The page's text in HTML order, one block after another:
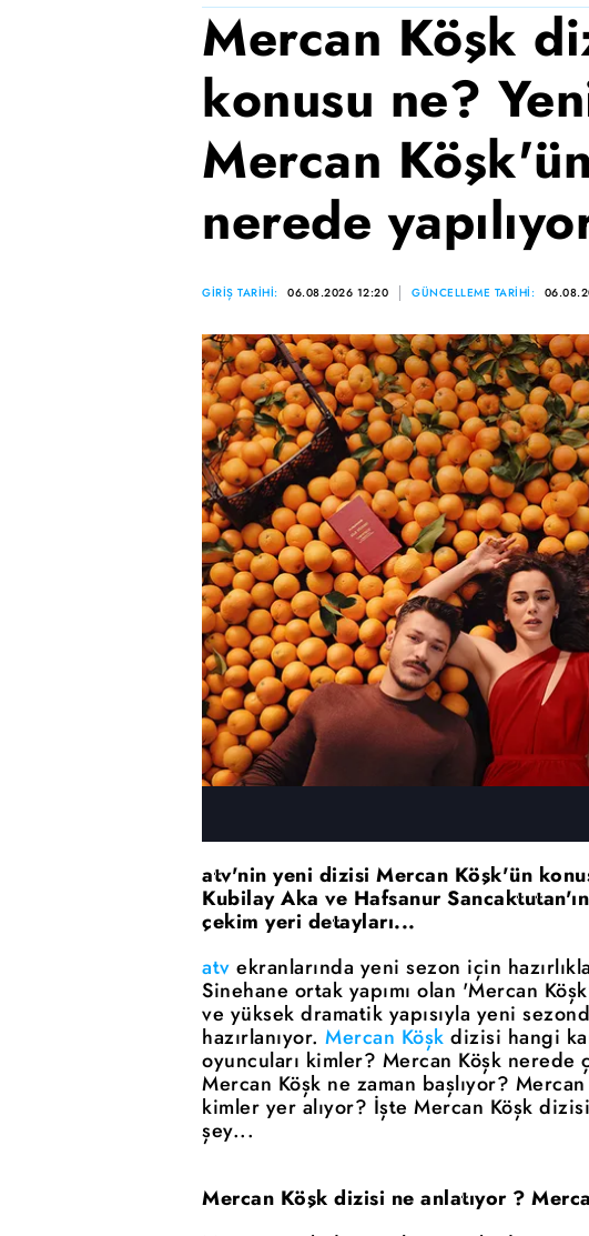
Mercan Köşk
konusu ne?
Mercan
nerede
GİRİŞ TARİHİ: 06.08.2026 12:20 GÜNCELLEME TARİHİ:
atv'nin yeni dizisi Mercan Köşk'ün
Kubilay Aka ve Hafsanur
çekim yeri detayları...
atv ekranlarında yeni sezon için
Sinehane ortak yapımı olan 'Mercan
ve yüksek dramatik yapısıyla yeni
hazırlanıyor. Mercan Köşk dizisi hangi
oyuncuları kimler? Mercan Köşk
Mercan Köşk ne zaman başlıyor?
kimler yer alıyor? İşte Mercan Köşk
şey...
Mercan Köşk dizisi ne anlatıyor ?